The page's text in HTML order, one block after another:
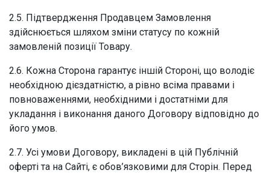
2.5. Підтвердження Продавцем Замовлення
здійснюється шляхом зміни статусу по кожній
замовленій позиції Товару.
2.6. Кожна Сторона гарантує іншій Стороні, що володіє
необхідною дієздатністю, а рівно всіма правами і
повноваженнями, необхідними і достатніми для
укладання і виконання даного Договору відповідно до
його умов.
2.7. Усі умови Договору, викладені в цій Публічній
оферті та на Сайті, є обов’язковими для Сторін. Перед